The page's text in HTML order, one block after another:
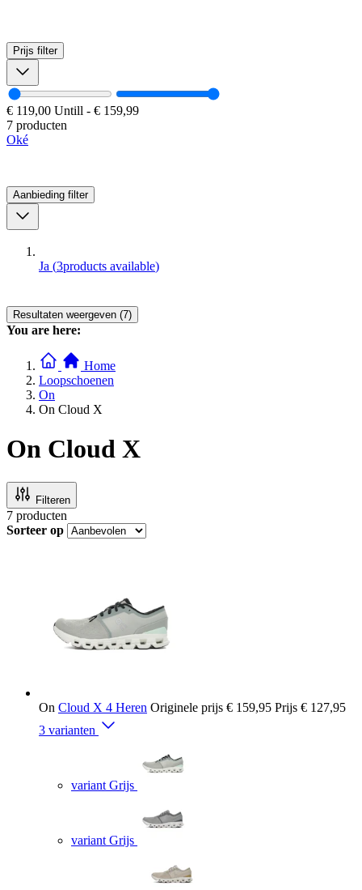
Prijs filter
€ 119,00 Untill - € 159,99
7 producten
Oké
Aanbieding filter
Ja (3products available)
Resultaten weergeven (7)
You are here:
Home
Loopschoenen
On
On Cloud X
On Cloud X
Filteren
7 producten
Sorteer op
On Cloud X 4 Heren Originele prijs € 159,95 Prijs € 127,95
3 varianten
variant Grijs
variant Grijs